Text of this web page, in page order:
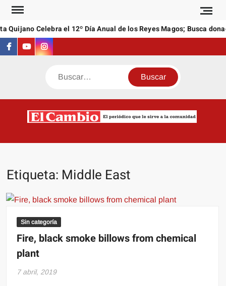
Saltar
contenido
Quijano Celebra el 12º Día Anual de los Reyes Magos; Busca
Facebook
YoutubeInstagram
Buscar
Etiqueta: Middle East
Sin categoría
Fire, black smoke billows from chemical
plant
7 abril, 2019